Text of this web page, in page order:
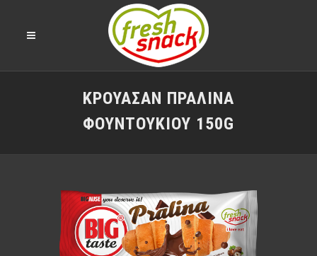
ΚΡΟΥΑΣΆΝ ΠΡΑΛΊΝΑ
ΦΟΥΝΤΟΥΚΙΟΎ 150G